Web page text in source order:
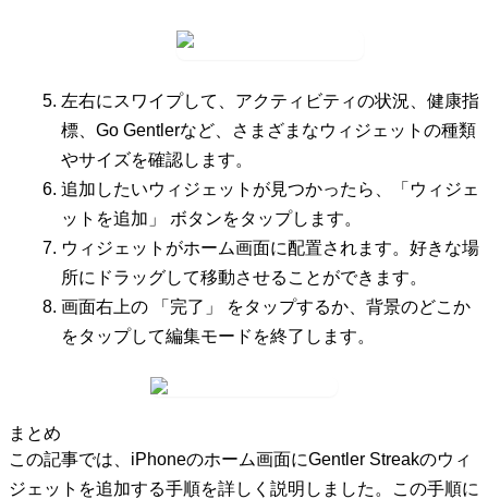
左右にスワイプして、アクティビティの状況、健康指
標、Go Gentlerなど、さまざまなウィジェットの種類
やサイズを確認します。
追加したいウィジェットが見つかったら、
「ウィジェ
ットを追加」
ボタンをタップします。
ウィジェットがホーム画面に配置されます。好きな場
所にドラッグして移動させることができます。
画面右上の
「完了」
をタップするか、背景のどこか
をタップして編集モードを終了します。
まとめ
この記事では、iPhoneのホーム画面にGentler Streakのウィ
ジェットを追加する手順を詳しく説明しました。この手順に